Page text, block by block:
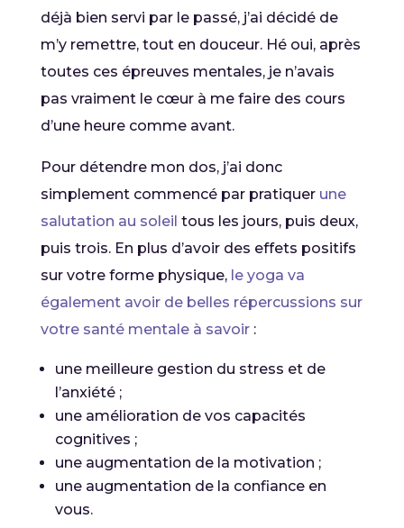
déjà bien servi par le passé, j’ai décidé de
m’y remettre, tout en douceur. Hé oui, après
toutes ces épreuves mentales, je n’avais
pas vraiment le cœur à me faire des cours
d’une heure comme avant.
Pour détendre mon dos, j’ai donc
simplement commencé par pratiquer une
salutation au soleil tous les jours, puis deux,
puis trois. En plus d’avoir des effets positifs
sur votre forme physique, le yoga va
également avoir de belles répercussions sur
votre santé mentale à savoir:
une meilleure gestion du stress et de
l’anxiété ;
une amélioration de vos capacités
cognitives ;
une augmentation de la motivation ;
une augmentation de la confiance en
vous.